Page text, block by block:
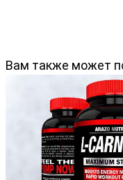
Вам также может